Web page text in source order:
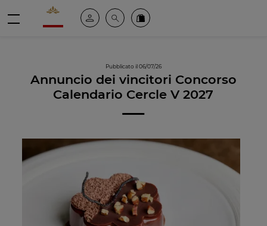
Valrhona - Imaginons le meilleur du chocolat
Il mio account
Cerca Ordinate i nostri prodotti online
Pubblicato il 06/07/26
Annuncio dei vincitori Concorso
Calendario Cercle V 2027